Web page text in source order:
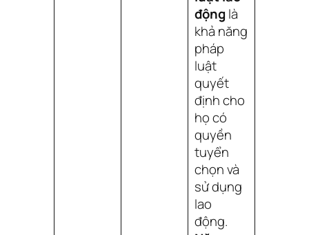
động là
khả năng
pháp
luật
quyết
định cho
họ có
quyền
tuyển
chọn và
sử dụng
lao
động.